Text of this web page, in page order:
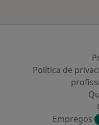
Política de
Empregos